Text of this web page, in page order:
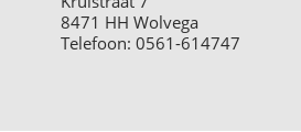
8471 HH Wolvega
Telefoon: 0561-614747